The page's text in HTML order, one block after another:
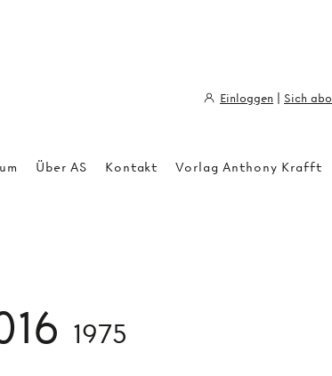
1975
Über AS Kontakt Vorlag Anthony Krafft
Einloggen Sich